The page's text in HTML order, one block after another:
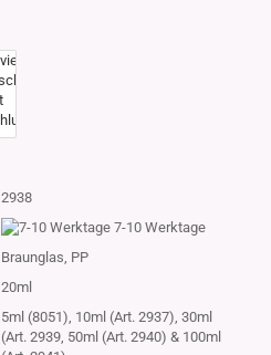
2938
7-10 Werktage
Braunglas, PP
20ml
5ml (8051), 10ml (Art. 2937), 30ml
(Art. 2939, 50ml (Art. 2940) & 100ml